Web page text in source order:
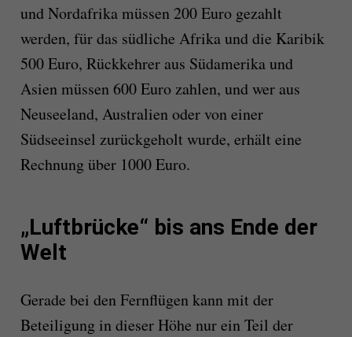
und Nordafrika müssen 200 Euro gezahlt
werden, für das südliche Afrika und die Karibik
500 Euro, Rückkehrer aus Südamerika und
Asien müssen 600 Euro zahlen, und wer aus
Neuseeland, Australien oder von einer
Südseeinsel zurückgeholt wurde, erhält eine
Rechnung über 1000 Euro.
„Luftbrücke“ bis ans Ende der
Welt
Gerade bei den Fernflügen kann mit der
Beteiligung in dieser Höhe nur ein Teil der